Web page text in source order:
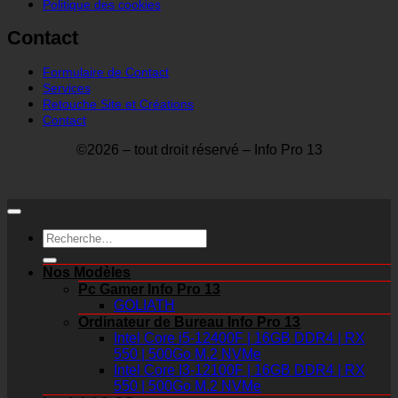
Politique des cookies
Contact
Formulaire de Contact
Services
Retouche Site et Créations
Contact
©2026 – tout droit réservé – Info Pro 13
Recherche
pour :
Nos Modèles
Pc Gamer Info Pro 13
GOLIATH
Ordinateur de Bureau Info Pro 13
Intel Core i5-12400F | 16GB DDR4 | RX
550 | 500Go M.2 NVMe
Intel Core I3-12100F | 16GB DDR4 | RX
550 | 500Go M.2 NVMe